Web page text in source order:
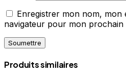
Enregistrer mon nom, mon
navigateur pour mon prochain
Produits similaires